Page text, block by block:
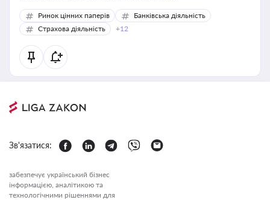
Ринок цінних паперів
Банківська діяльність
Страхова діяльність
+12
Зв'язатися:
забезпечує український бізнес
інформацією, аналітикою та
технологічними рішеннями для